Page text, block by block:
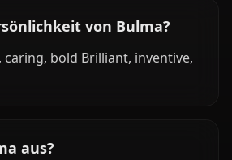
von Bulma?
caring, bold Brilliant, inventive,
aus?